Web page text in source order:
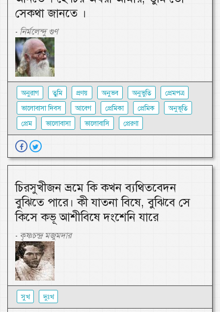
সেকথা জানতে ।
- নির্মলেন্দু গুণ
অনুরাগ তুমি প্রণয় অনুভব অনুভুতি
প্রেমপত্র
ভালোবাসা দিবস
আবেগ প্রেমিকা প্রেমিক
অনুভূতি
প্রেম
ভালোবাসা ভালোবাসি প্রেরণা
চিরসুখীজন ভ্রমে কি কখন ব্যথিতবেদন
বুঝিতে পারে। কী যাতনা বিষে, বুঝিবে সে
কিসে কভূ আশীবিষে দংশেনি যারে
- কৃষ্ণচন্দ্র মজুমদার
সুখ দুঃখ